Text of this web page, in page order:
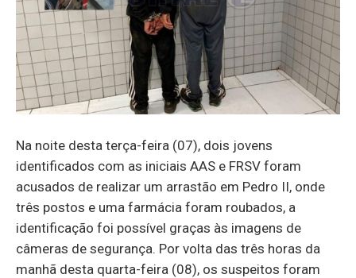
Na noite desta terça-feira (07), dois jovens
identificados com as iniciais AAS e FRSV foram
acusados ​​de realizar um arrastão em Pedro II, onde
três postos e uma farmácia foram roubados, a
identificação foi possível graças às imagens de
câmeras de segurança. Por volta das três horas da
manhã desta quarta-feira (08), os suspeitos foram